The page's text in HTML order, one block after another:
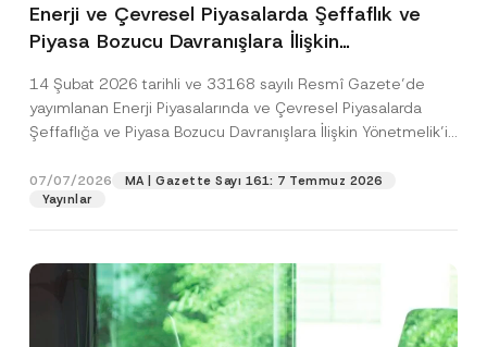
Enerji ve Çevresel Piyasalarda Şeffaflık ve
Piyasa Bozucu Davranışlara İlişkin
14 Şubat 2026 tarihli ve 33168 sayılı Resmî Gazete’de
yayımlanan Enerji Piyasalarında ve Çevresel Piyasalarda
Şeffaflığa ve Piyasa Bozucu Davranışlara İlişkin Yönetmelik’in
07/07/2026
MA | Gazette Sayı 161: 7 Temmuz 2026
Yayınlar